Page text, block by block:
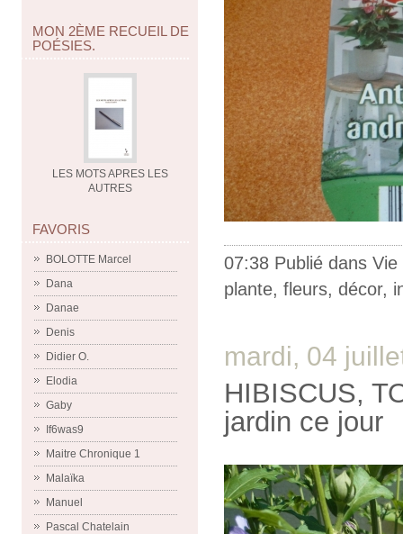
MON 2ÈME RECUEIL DE
POÉSIES.
LES MOTS APRES LES
AUTRES
FAVORIS
BOLOTTE Marcel
Dana
Danae
Denis
Didier O.
Elodia
Gaby
If6was9
Maitre Chronique 1
Malaïka
Manuel
Pascal Chatelain
07:38 Publié dans Vie
plante, fleurs, décor,
mardi, 04
HIBISCUS,
jardin ce jour